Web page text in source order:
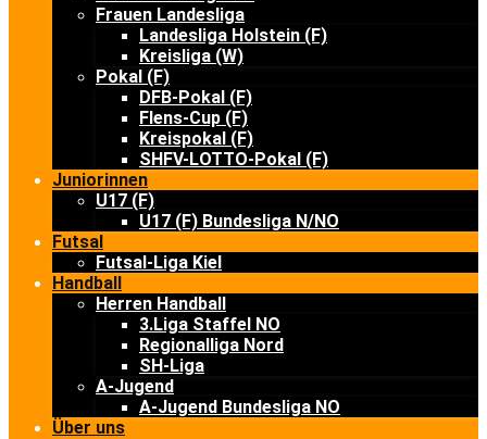
Frauen Landesliga
Landesliga Holstein (F)
Kreisliga (W)
Pokal (F)
DFB-Pokal (F)
Flens-Cup (F)
Kreispokal (F)
SHFV-LOTTO-Pokal (F)
Juniorinnen
U17 (F)
U17 (F) Bundesliga N/NO
Futsal
Futsal-Liga Kiel
Handball
Herren Handball
3.Liga Staffel NO
Regionalliga Nord
SH-Liga
A-Jugend
A-Jugend Bundesliga NO
Über uns